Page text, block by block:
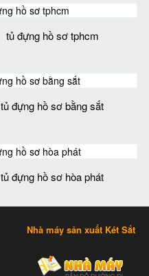
tủ đựng hồ sơ tphcm
tủ đựng hồ sơ bằng sắt
tủ đựng hồ sơ hòa phát
Nhà máy sản xuất Két Sắt